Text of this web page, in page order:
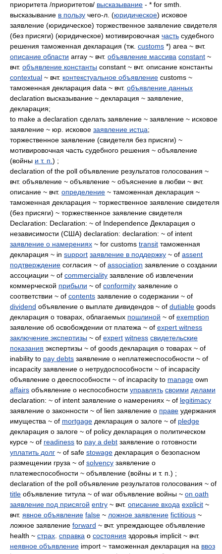
приоритета /приоритетов/ высказывание - * for smth.
высказывание в пользу чего-л. (юридическое) исковое
заявление (юридическое) торжественное заявление свидетеля
(без присяги) (юридическое) мотивировочная часть судебного
решения таможенная декларация (тж. customs *) area ~ вчт.
описание области array ~ вчт. объявление массива constant ~
вчт. объявление константы constant ~ вчт. описание константы
contextual ~ вчт. контекстуальное объявление customs ~
таможенная декларация data ~ вчт. объявление данных
declaration высказывание ~ декларация ~ заявление,
декларация;
to make a declaration сделать заявление ~ заявление ~ исковое
заявление ~ юр. исковое заявление истца;
торжественное заявление (свидетеля без присяги) ~
мотивировочная часть судебного решения ~ объявление
(войны и т. п. ) ;
declaration of the poll объявление результатов голосования ~
вчт. объявление ~ объявление ~ объяснение в любви ~ вчт.
описание ~ вчт. определение ~ таможенная декларация ~
таможенная декларация ~ торжественное заявление свидетеля
(без присяги) ~ торжественное заявление свидетеля
Declaration: Declaration: ~ of Independence Декларация о
независимости (США) declaration: declaration: ~ of intent
заявление о намерениях ~ for customs transit таможенная
декларация ~ in support заявление в поддержку ~ of assent
подтверждение согласия ~ of association заявление о создании
ассоциации ~ of commerciality заявление об извлечении
коммерческой прибыли ~ of conformity заявление о
соответствии ~ of contents заявление о содержании ~ of
dividend объявление о выплате дивидендов ~ of dutiable goods
декларация о товарах, облагаемых пошлиной ~ of exemption
заявление об освобождении от платежа ~ of expert witness
заключение экспертизы ~ of expert witness свидетельские
показания экспертизы ~ of goods декларация о товарах ~ of
inability to pay debts заявление о неплатежеспособности ~ of
incapacity заявление о нетрудоспособности ~ of incapacity
объявление о дееспособности ~ of incapacity to manage own
affairs объявление о неспособности управлять своими делами
declaration: ~ of intent заявление о намерениях ~ of legitimacy
заявление о законности ~ of lien заявление о праве удержания
имущества ~ of mortgage декларация о залоге ~ of pledge
декларация о залоге ~ of policy декларация о политическом
курсе ~ of readiness to pay a debt заявление о готовности
уплатить долг ~ of safe stowage декларация о безопасном
размещении груза ~ of solvency заявление о
платежеспособности ~ объявление (войны и т. п.) ;
declaration of the poll объявление результатов голосования ~ of
title объявление титула ~ of war объявление войны ~ on oath
заявление под присягой entry ~ вчт. описание входа explicit ~
вчт. явное объявление false ~ ложное заявление fictitious ~
ложное заявление forward ~ вчт. упреждающее объявление
health ~ страх справка о состояния здоровья implicit ~ вчт.
неявное объявление import ~ таможенная декларация на ввоз